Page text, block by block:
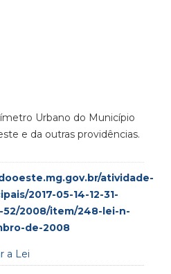
Urbano do Município
e da outras providências.
atividade-
2017-05-14-12-31-
52/2008/item/248-lei-n-
de-2008
a Lei